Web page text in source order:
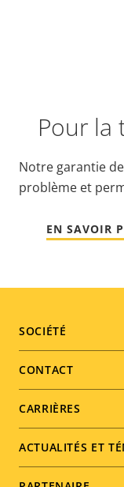
Pour la
Notre garantie
problème et
EN SAVOIR
Footer
menu
SOCIÉTÉ
CONTACT
CARRIÈRES
ACTUALITÉS ET